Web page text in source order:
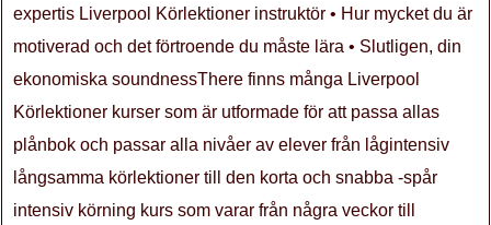
expertis Liverpool Körlektioner instruktör • Hur mycket du är
motiverad och det förtroende du måste lära • Slutligen, din
ekonomiska soundnessThere finns många Liverpool
Körlektioner kurser som är utformade för att passa allas
plånbok och passar alla nivåer av elever från lågintensiv
långsamma körlektioner till den korta och snabba -spår
intensiv körning kurs som varar från några veckor till